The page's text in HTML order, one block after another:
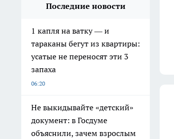
Последние новости
1 капля на ватку — и
тараканы бегут из квартиры:
усатые не переносят эти 3
запаха
06:20
Не выкидывайте «детский»
документ: в Госдуме
объяснили, зачем взрослым